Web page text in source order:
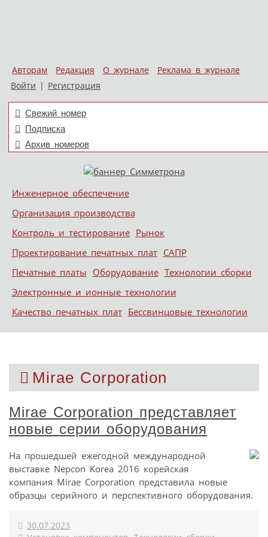
Авторам Редакция О журнале
Реклама в журнале
Войти | Регистрация
Свежий номер
Подписка
Архив номеров
Меню
Skip to content
Инженерное обеспечение
Организация производства
Контроль и тестирование Рынок
Проектирование печатных плат САПР
Печатные платы Оборудование Технологии сборки
Электронные и ионные технологии
Качество печатных плат Бессвинцовые технологии
Mirae Corporation
Mirae Corporation представляет
новые серии оборудования
На прошедшей ежегодной международной
выставке Nepcon Korea 2016 корейская
компания Mirae Corporation представила новые
образцы серийного и перспективного оборудования.
30.07.2023